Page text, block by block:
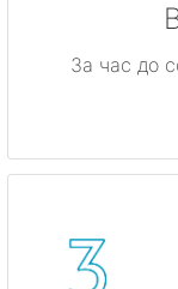
За час до